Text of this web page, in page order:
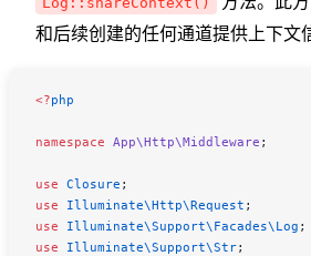
和后续创建的任何通道提供上下文
<?php
namespace App\Http\Middleware ;
use Closure ;
use Illuminate\Http\Request ;
use Illuminate\Support\Facades\ Log ;
use Illuminate\Support\Str;